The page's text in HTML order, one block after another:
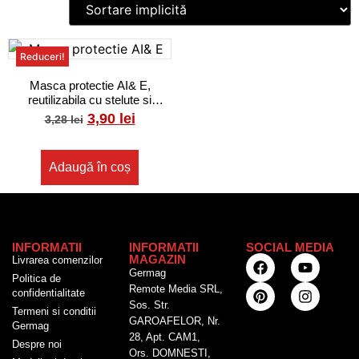
Reduceri!
Masca protectie AI& E,
reutilizabila cu stelute si
floricele, multicolor
3,28lei 3,90 lei
Adaugă în coș
INFORMATII
Livrarea comenzilor
Politica de
confidentialitate
Termeni si conditii
Germag
Despre noi
INFORMATII
MAGAZIN
Germag
Remote Media SRL,
Sos. Str.
GAROAFELOR, Nr.
28, Apt. CAM1,
Ors. DOMNESTI,
SOCIAL MEDIA